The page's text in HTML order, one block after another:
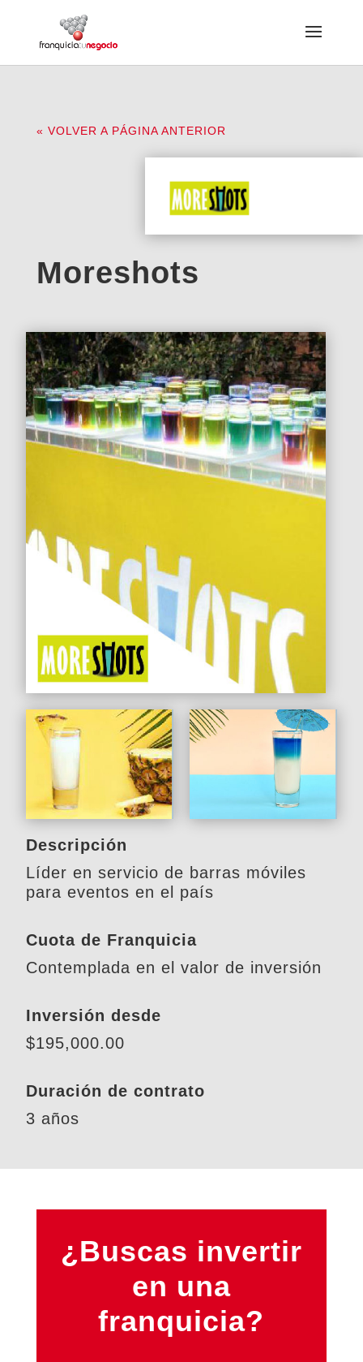
« VOLVER A PÁGINA ANTERIOR
Moreshots
Descripción
Líder en servicio de barras móviles
para eventos en el país
Cuota de Franquicia
Contemplada en el valor de inversión
Inversión desde
$195,000.00
Duración de contrato
3 años
¿Buscas invertir
en una
franquicia?